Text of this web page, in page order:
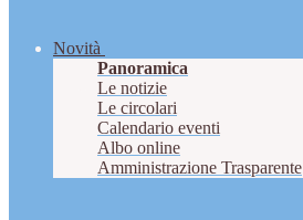
Novità
Panoramica
Le notizie
Le circolari
Calendario eventi
Albo online
Amministrazione Trasparente